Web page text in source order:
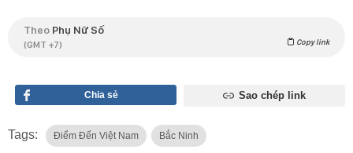
Theo Phụ Nữ Số
(GMT +7) Copy link
Chia sẻ Sao chép link
Tags: Điểm Đến Việt Nam Bắc Ninh